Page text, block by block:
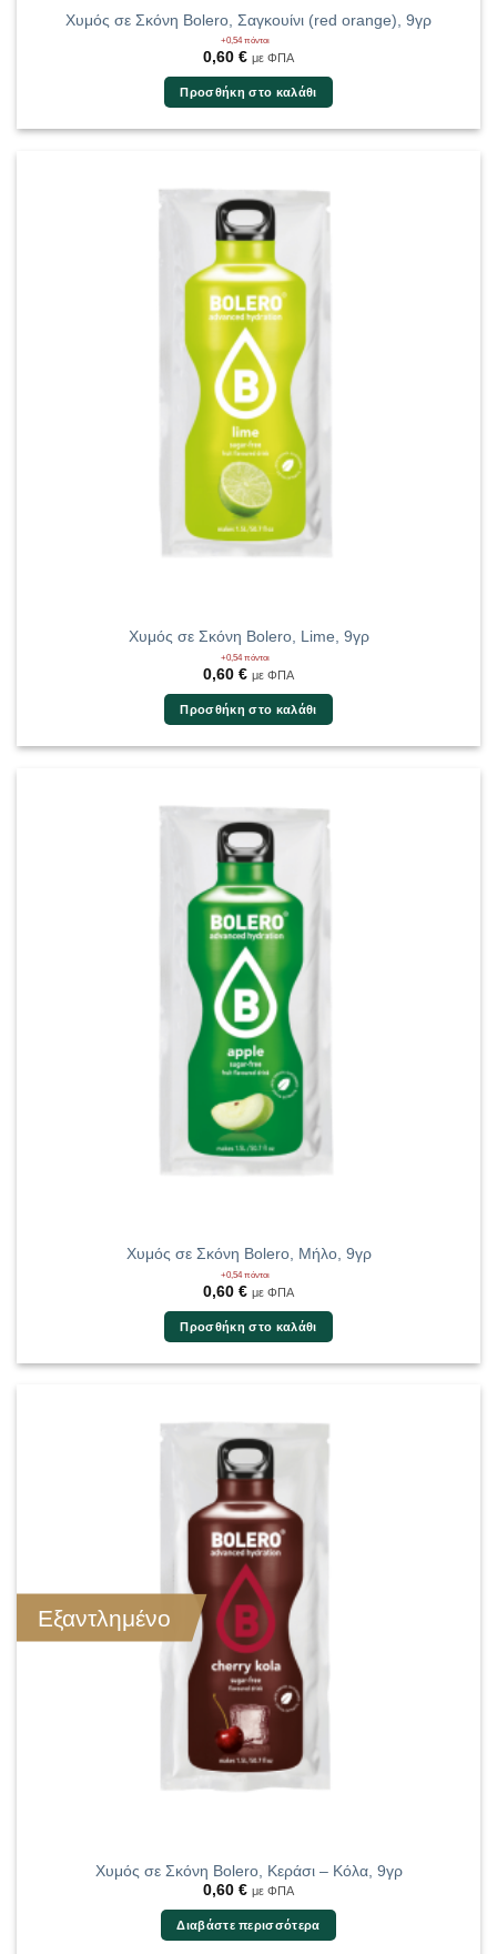
Χυμός σε Σκόνη Bolero, Σαγκουίνι (red orange), 9γρ
+0,54 πόντοι
0,60 € με ΦΠΑ
Προσθήκη στο καλάθι
Χυμός σε Σκόνη Bolero, Lime, 9γρ
+0,54 πόντοι
0,60 € με ΦΠΑ
Προσθήκη στο καλάθι
Χυμός σε Σκόνη Bolero, Μήλο, 9γρ
+0,54 πόντοι
0,60 € με ΦΠΑ
Προσθήκη στο καλάθι
Εξαντλημένο
Χυμός σε Σκόνη Bolero, Κεράσι – Κόλα, 9γρ
0,60 € με ΦΠΑ
Διαβάστε περισσότερα